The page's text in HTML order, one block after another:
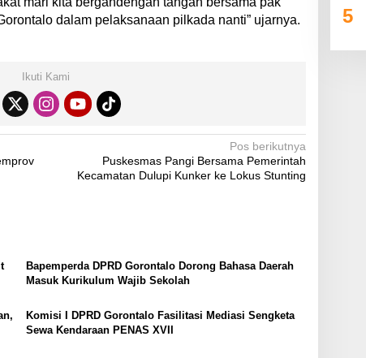
dalam pelaksanaan pilkada nanti” ujarnya.
Ikuti Kami
Pos berikutnya
Puskesmas Pangi Bersama Pemerintah
Kecamatan Dulupi Kunker ke Lokus Stunting
Bapemperda DPRD Gorontalo Dorong Bahasa Daerah
Masuk Kurikulum Wajib Sekolah
Komisi I DPRD Gorontalo Fasilitasi Mediasi Sengketa
Sewa Kendaraan PENAS XVII
5